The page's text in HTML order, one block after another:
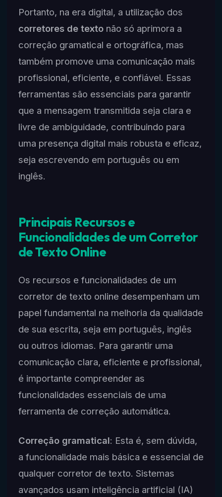
Portanto, na era digital, a utilização dos
corretores de textonão só aprimora a
correção gramatical e ortográfica, mas
também promove uma comunicação mais
profissional, eficiente, e confiável. Essas
ferramentas são essenciais para garantir
que a mensagem transmitida seja clara e
livre de ambiguidade, contribuindo para
uma presença digital mais robusta e eficaz,
seja escrevendo em português ou em
inglês.
Principais Recursos e
Funcionalidades de um Corretor
de Texto Online
Os recursos e funcionalidades de um
corretor de texto online desempenham um
papel fundamental na melhoria da qualidade
de sua escrita, seja em português, inglês
ou outros idiomas. Para garantir uma
comunicação clara, eficiente e profissional,
é importante compreender as
funcionalidades essenciais de uma
ferramenta de correção automática.
Correção gramatical: Esta é, sem dúvida,
a funcionalidade mais básica e essencial de
qualquer corretor de texto. Sistemas
avançados usam inteligência artificial (IA)